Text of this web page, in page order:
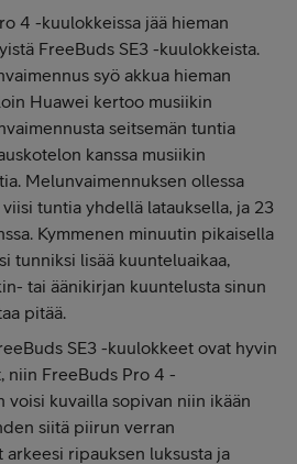
4 -kuulokkeissa jää hieman
FreeBuds SE3 -kuulokkeista.
syö akkua hieman
Huawei kertoo musiikin
seitsemän tuntia
kanssa musiikin
Melunvaimennuksen ollessa
tuntia yhdellä latauksella, ja 23
Kymmenen minuutin pikaisella
tunniksi lisää kuunteluaikaa,
tai äänikirjan kuuntelusta sinun
pitää.
SE3 -kuulokkeet ovat hyvin
niin FreeBuds Pro 4 -
voisi kuvailla sopivan niin ikään
siitä piirun verran
arkeesi ripauksen luksusta ja